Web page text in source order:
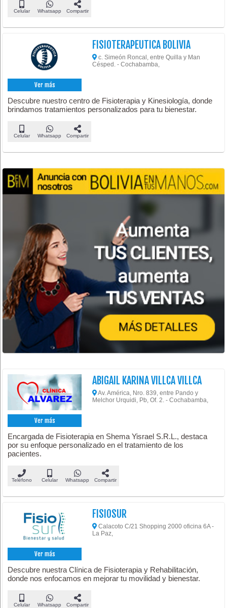
Celular Whatsapp Compartir
Ver más
FISIOTERAPEUTICA BOLIVIA
c. Simeón Roncal, entre Quilla y Man
Césped. - Cochabamba,
Descubre nuestro centro de Fisioterapia y Kinesiología, donde
brindamos tratamientos personalizados para tu bienestar.
Celular Whatsapp Compartir
Ver más
ABIGAIL KARINA VILLCA VILLCA
Av. América, Nro. 839, entre Pando y
Melchor Urquidi, Pb, Of. 2. - Cochabamba,
Encargada de Fisioterapia en Shema Yisrael S.R.L., destaca
por su enfoque personalizado en el tratamiento de los
pacientes.
Teléfono Celular Whatsapp Compartir
Ver más
FISIOSUR
Calacoto C/21 Shopping 2000 oficina 6A -
La Paz,
Descubre nuestra Clínica de Fisioterapia y Rehabilitación,
donde nos enfocamos en mejorar tu movilidad y bienestar.
Celular Whatsapp Compartir